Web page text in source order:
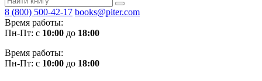
8 (800) 500-42-17 books@piter.com
Время работы:
Пн-Пт: с 10:00 до 18:00
Время работы:
Пн-Пт: с 10:00 до 18:00